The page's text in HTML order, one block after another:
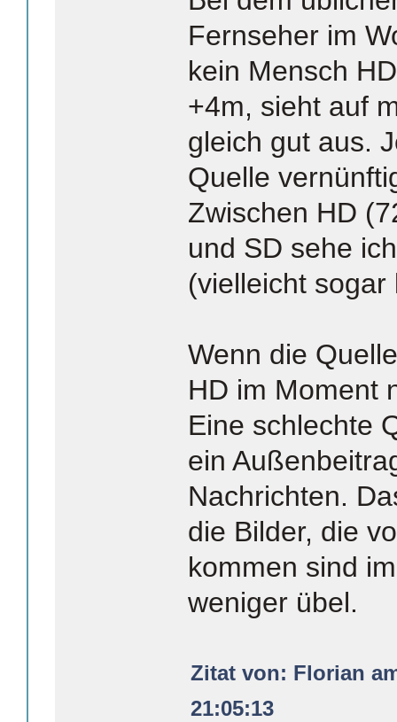
Fernseher im
kein Mensch
+4m, sieht auf
gleich gut aus.
Quelle
Zwischen HD
und SD sehe
(vielleicht
Wenn die
HD im Moment
Eine schlechte
ein
Nachrichten.
die Bilder, die
kommen sind
weniger übel.
Zitat von: Florian
21:05:13